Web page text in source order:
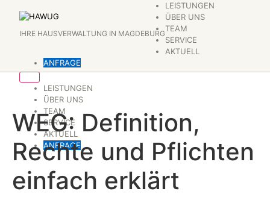
Inhalt
springenIHRE HAUSVERWALTUNG IN MAGDEBURG
LEISTUNGEN
ÜBER UNS
TEAM
SERVICE
AKTUELL
ANFRAGE
LEISTUNGEN
ÜBER UNS
TEAM
SERVICE
AKTUELL
ANFRAGE
WEG: Definition,
Rechte und Pflichten
einfach erklärt